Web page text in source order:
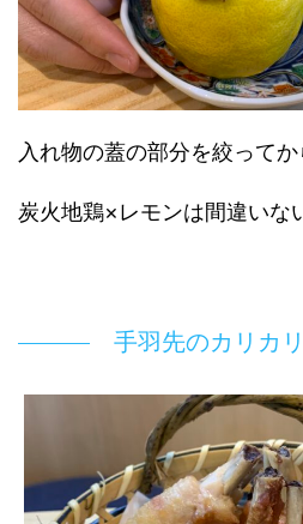
入れ物の蓋の部分を絞って
炭火地鶏×レモンは間違い
手羽先のカリカ